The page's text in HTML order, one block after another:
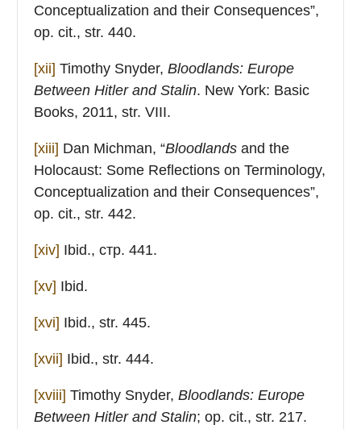
Conceptualization and their Consequences”,
op. cit., str. 440.
[xii] Timothy Snyder,Bloodlands:Europe
Between Hitler and Stalin. New York: Basic
Books, 2011, str. VIII.
[xiii] Dan Michman, “Bloodlands and the
Holocaust: Some Reflections on Terminology,
Conceptualization and their Consequences”,
op. cit., str. 442.
[xiv] Ibid., стр. 441.
[xv] Ibid.
[xvi] Ibid., str. 445.
[xvii] Ibid., str. 444.
[xviii] Timothy Snyder,Bloodlands:Europe
Between Hitler and Stalin; op. cit., str. 217.